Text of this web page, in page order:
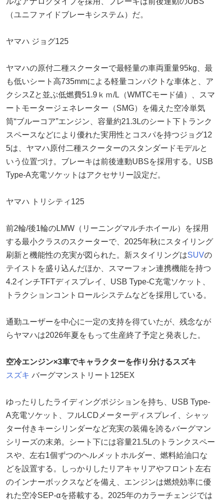
（ユニファイドブレーキシステム）だ。
ヤマハ ジョグ125
ヤマハの原付二種スクーターで最軽量の車両重量95kg、最
も低いシート高735mmによる軽量コンパクトな車体と、ア
クシスZと並ぶ低燃費51.9ｋｍ/L（WMTCモード値）、スマ
ートモータージェネレーター（SMG）を備えた空冷単気
筒“ブルーコア”エンジン、容量約21.3Lのシート下トランク
スペースなどにより優れた実用性とコスパを持つジョグ12
5は、ヤマハ原付二種スクーターのスタンダードモデルと
いう位置づけ。ブレーキは前後連動UBSを採用する。USB
Type-A充電ソケットはアクセサリー設定だ。
ヤマハ トリシティ125
前2輪/後1輪のLMW（リーニングマルチホイール）を採用
する最小クラスのスクーターで、2025年秋にスタイリング
刷新と機能性の充実が図られた。新スタイリングはSUVの
テイストを盛り込んだほか、スマーフォン連携機能を持つ
4.2インチTFTディスプレイ、USB Type-C充電ソケット、
トラクションコントロールシステムなどを採用している。
通勤ユーザーを中心に一定の支持を得ていたが、残念なが
らヤマハは2026年夏をもって生産終了予定と発表した。
空冷エンジン×3車でキャラクターを作り分けるスズキ
スズキ バーグマンストリート125EX
ゆったりしたライディングポジションを持ち、USB Type-
A充電ソケット、フルLCDメーターディスプレイ、シャッ
ター付きキーシリンダーなど充実の装備を誇るバーグマン
シリーズの末弟。シート下には容量21.5Lのトランクスペー
スや、左右1個ずつのヘルメットホルダー、燃料給油口な
どを設置する。しっかりしたリアキャリアやフロント左右
のインナーボックスなどを備え、エンジンは燃焼効率に優
れた空冷SEP-αを搭載する。2025年のカラーチェンジでは